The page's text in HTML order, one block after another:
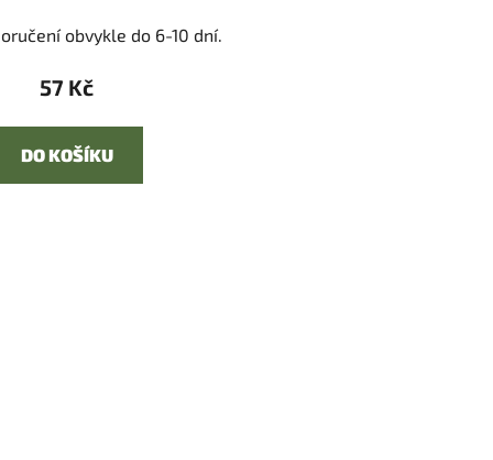
obvykle do 6-10 dní.
57 Kč
DO KOŠÍKU